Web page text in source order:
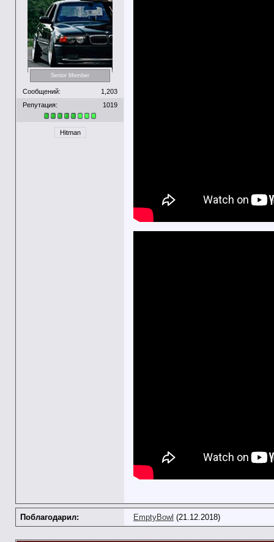
Senior Member
Сообщений:
1,203
Репутация:
1019
Hitman
Поблагодарил: EmptyBowl (21.12.2018)